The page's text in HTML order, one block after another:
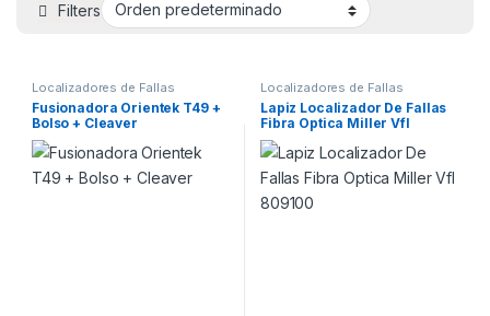
Filters
Localizadores de Fallas
Fusionadora Orientek T49 +
Bolso + Cleaver
Localizadores de Fallas
Lapiz Localizador De Fallas
Fibra Optica Miller Vfl
809100